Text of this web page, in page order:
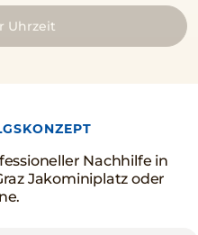
Uhrzeit
Nachhilfe in
Jakominiplatz oder